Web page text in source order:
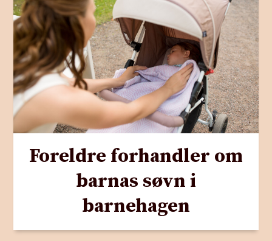
Foreldre forhandler om
barnas søvn i
barnehagen